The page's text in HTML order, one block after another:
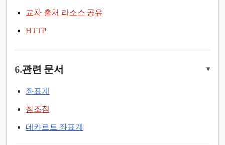
교차 출처 리소스 공유
HTTP
6.관련 문서 ▾
좌표계
참조점
데카르트 좌표계